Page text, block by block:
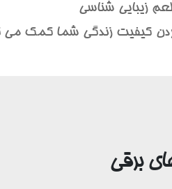
زیبایی شناسی
بردن کیفیت زندگی شما کمک می
برقی